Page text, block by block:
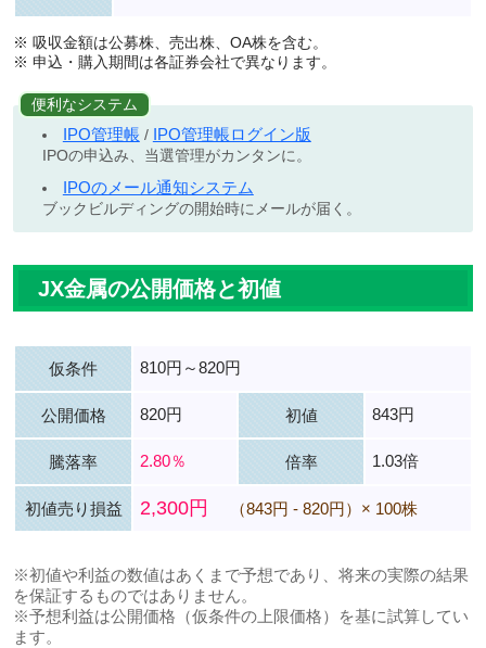
※ 吸収金額は公募株、売出株、OA株を含む。
※ 申込・購入期間は各証券会社で異なります。
便利なシステム
IPO管理帳 / IPO管理帳ログイン版
IPOの申込み、当選管理がカンタンに。
IPOのメール通知システム
ブックビルディングの開始時にメールが届く。
JX金属の公開価格と初値
仮条件 810円～820円
公開価格 820円 初値 843円
騰落率 2.80％ 倍率 1.03倍
初値売り損益 2,300円 （843円 - 820円）× 100株
※初値や利益の数値はあくまで予想であり、将来の実際の結果
を保証するものではありません。
※予想利益は公開価格（仮条件の上限価格）を基に試算してい
ます。